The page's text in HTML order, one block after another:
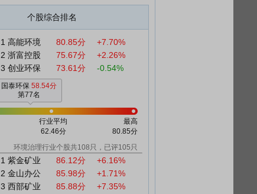
个股综合排名
1 高能环境 80.85分
+7.70%
2 浙富控股 75.67分
+2.26%
3 创业环保 73.61分 -0.54%
国泰环保 58.54分
第77名
行业平均
62.46分
最高
80.85分
环境治理行业个股共108只，已评105只
1 紫金矿业 86.12分
+6.16%
2 金山办公 85.98分
+1.71%
3 西部矿业 85.88分 +7.35%